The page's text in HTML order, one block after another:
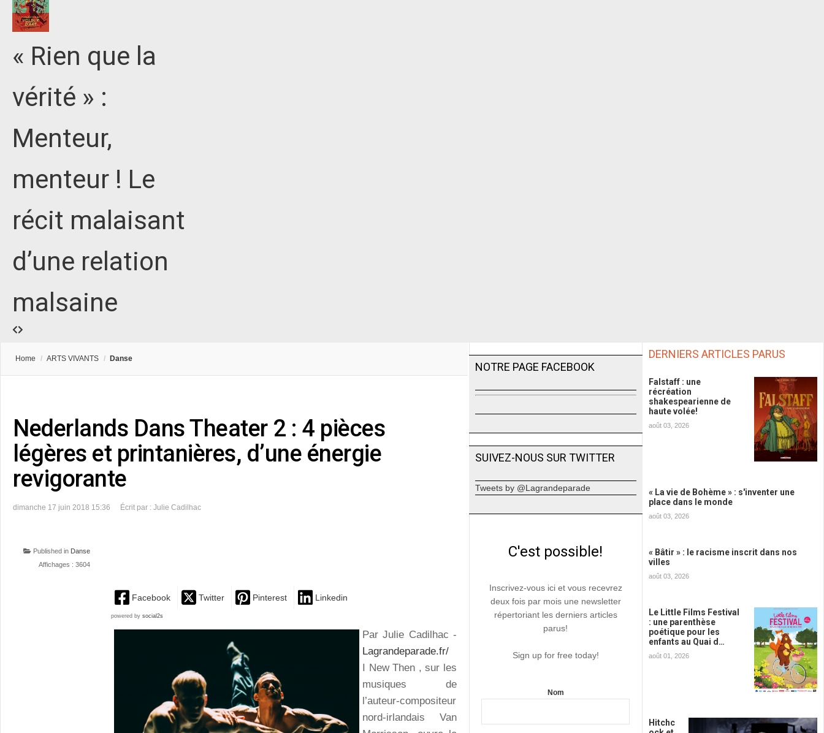
« Rien que la
vérité » :
Menteur,
menteur ! Le
récit malaisant
d’une relation
malsaine
Home / ARTS VIVANTS / Danse
Nederlands Dans Theater 2 : 4 pièces
légères et printanières, d’une énergie
revigorante
dimanche 17 juin 2018 15:36 Écrit par : Julie Cadilhac
Published in Danse
Affichages : 3604
Facebook Twitter Pinterest Linkedin
powered by social2s
Par Julie Cadilhac -
Lagrandeparade.fr/
I New Then , sur les
musiques de
l’auteur-compositeur
nord-irlandais Van
NOTRE PAGE FACEBOOK
SUIVEZ-NOUS SUR TWITTER
Tweets by @Lagrandeparade
C'est possible!
Inscrivez-vous ici et vous recevrez
deux fois par mois une newsletter
répertoriant les derniers articles
parus!
Sign up for free today!
Nom
DERNIERS ARTICLES PARUS
Falstaff : une
récréation
shakespearienne de
haute volée!
août 03, 2026
« La vie de Bohème » : s'inventer une
place dans le monde
août 03, 2026
« Bâtir » : le racisme inscrit dans nos
villes
août 03, 2026
Le Little Films Festival
: une parenthèse
poétique pour les
enfants au Quai d…
août 01, 2026
Hitchc